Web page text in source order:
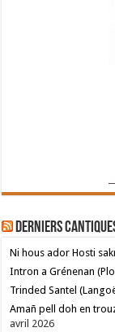
Derniers
Ni hous ador Hosti
Intron a Grénenan
Trinded Santel
Amañ pell doh en
avril 2026